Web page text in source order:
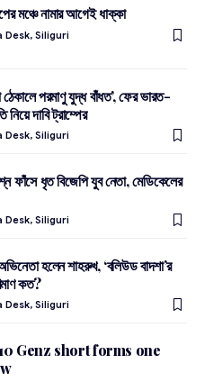
মঞ্চে নামার আগেই ধাক্কা
Desk, Siliguri
ঠেকালে পরমাণু যুদ্ধ বাঁধত’, ফের ভারত-
নিয়ে দাবি ট্রাম্পের
Desk, Siliguri
ফাঁসে ধৃত বিজেপি যুব নেতা, মেডিকেলের
Desk, Siliguri
হলেন শাহরুখ, ‘বলিউড বাদশা’র
কত?
Desk, Siliguri
Genz short forms one